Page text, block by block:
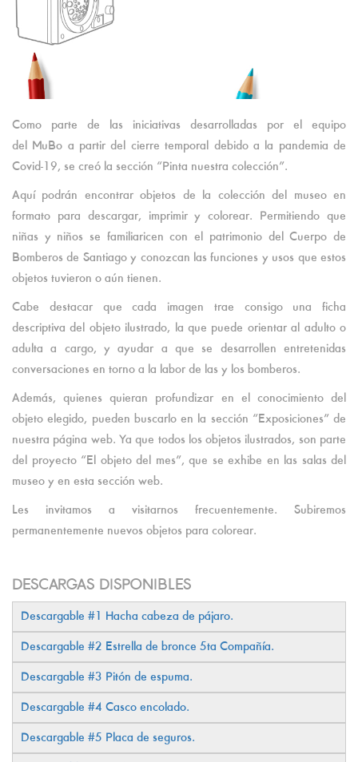
Como parte de las iniciativas desarrolladas por el equipo
del MuBo a partir del cierre temporal debido a la pandemia de
Covid-19, se creó la sección “Pinta nuestra colección”.
Aquí podrán encontrar objetos de la colección del museo en
formato para descargar, imprimir y colorear. Permitiendo que
niñas y niños se familiaricen con el patrimonio del Cuerpo de
Bomberos de Santiago y conozcan las funciones y usos que estos
objetos tuvieron o aún tienen.
Cabe destacar que cada imagen trae consigo una ficha
descriptiva del objeto ilustrado, la que puede orientar al adulto o
adulta a cargo, y ayudar a que se desarrollen entretenidas
conversaciones en torno a la labor de las y los bomberos.
Además, quienes quieran profundizar en el conocimiento del
objeto elegido, pueden buscarlo en la sección “Exposiciones” de
nuestra página web. Ya que todos los objetos ilustrados, son parte
del proyecto “El objeto del mes”, que se exhibe en las salas del
museo y en esta sección web.
Les invitamos a visitarnos frecuentemente. Subiremos
permanentemente nuevos objetos para colorear.
DESCARGAS DISPONIBLES
Descargable #1 Hacha cabeza de pájaro.
Descargable #2 Estrella de bronce 5ta Compañía.
Descargable #3 Pitón de espuma.
Descargable #4 Casco encolado.
Descargable #5 Placa de seguros.